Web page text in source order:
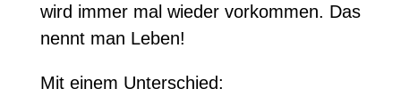
wird immer mal wieder vorkommen. Das
nennt man Leben!
Mit einem Unterschied: